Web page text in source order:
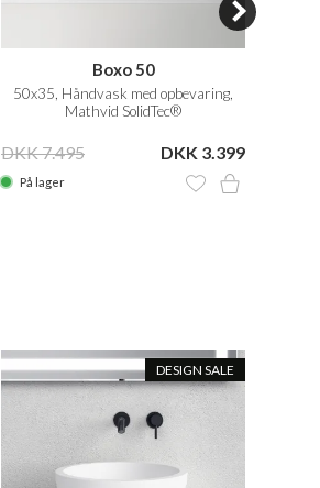
Boxo 50
50x35, Håndvask med opbevaring,
Mathvid SolidTec®
DKK 7.495 DKK 3.399
På lager
DESIGN SALE